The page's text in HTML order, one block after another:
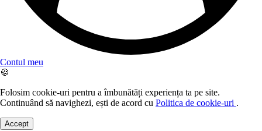
Contul meu
🍪
Folosim cookie-uri pentru a îmbunătăți experiența ta pe site.
Continuând să navighezi, ești de acord cu Politica de cookie-uri .
Accept